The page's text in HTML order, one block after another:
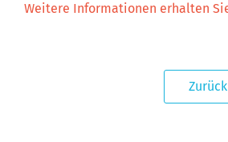
Weitere Informationen erhalten
Zurück